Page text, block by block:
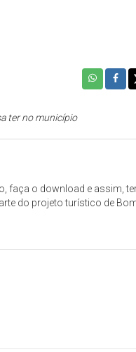
ter no município
faça o download e assim,
do projeto turístico de